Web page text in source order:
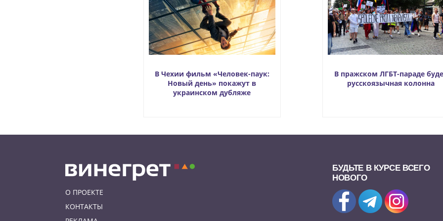
В Чехии фильм «Человек-паук:
Новый день» покажут в
украинском дубляже
В пражском ЛГБТ-параде
русскоязычная колонна
О ПРОЕКТЕ
КОНТАКТЫ
БУДЬТЕ В КУРСЕ ВСЕГО
НОВОГО